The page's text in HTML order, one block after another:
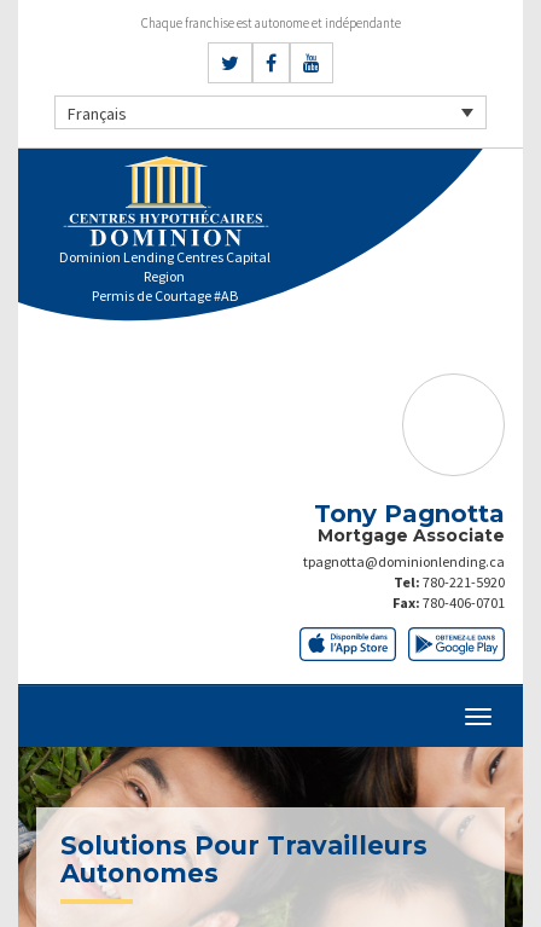
Chaque franchise est autonome et indépendante
Français
Dominion Lending Centres Capital
Region
Permis de Courtage #AB
Tony Pagnotta
Mortgage Associate
tpagnotta@dominionlending.ca
Tel: 780-221-5920
Fax: 780-406-0701
Solutions Pour Travailleurs
Autonomes